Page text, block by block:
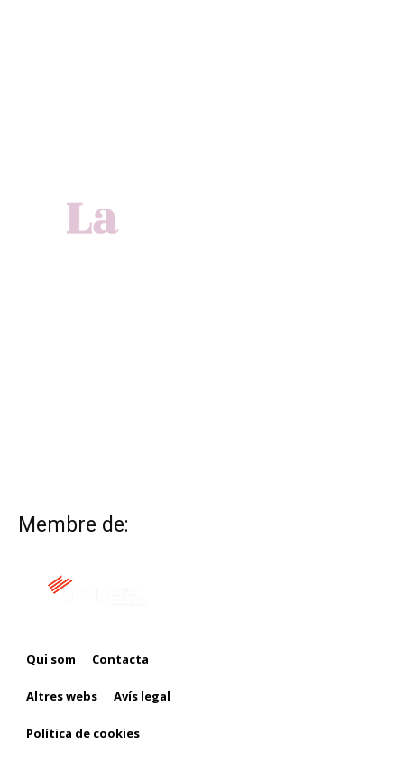
Membre de:
Qui som Contacta
Altres webs Avís legal
Política de cookies